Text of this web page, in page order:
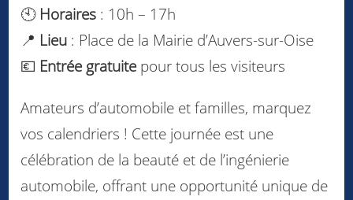
🕙 Horaires : 10h – 17h
📍 Lieu : Place de la Mairie d’Auvers-sur-Oise
💶 Entrée gratuite pour tous les visiteurs
Amateurs d’automobile et familles, marquez
vos calendriers ! Cette journée est une
célébration de la beauté et de l’ingénierie
automobile, offrant une opportunité unique de